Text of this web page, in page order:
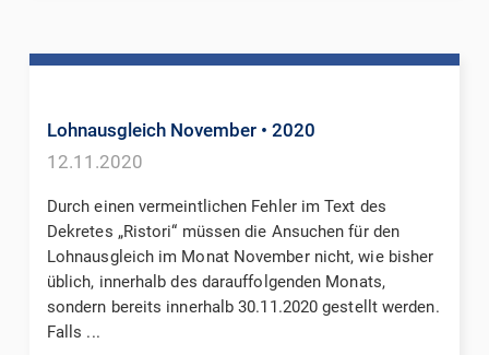
Lohnausgleich November • 2020
12.11.2020
Durch einen vermeintlichen Fehler im Text des
Dekretes „Ristori“ müssen die Ansuchen für den
Lohnausgleich im Monat November nicht, wie bisher
üblich, innerhalb des darauffolgenden Monats,
sondern bereits innerhalb 30.11.2020 gestellt werden.
Falls ...